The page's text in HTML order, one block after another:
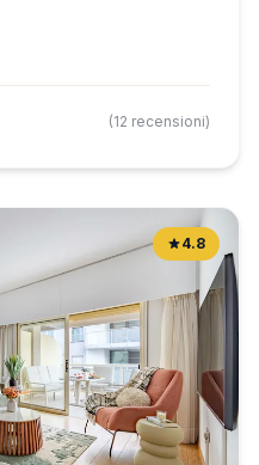
(12 recensioni)
4.8